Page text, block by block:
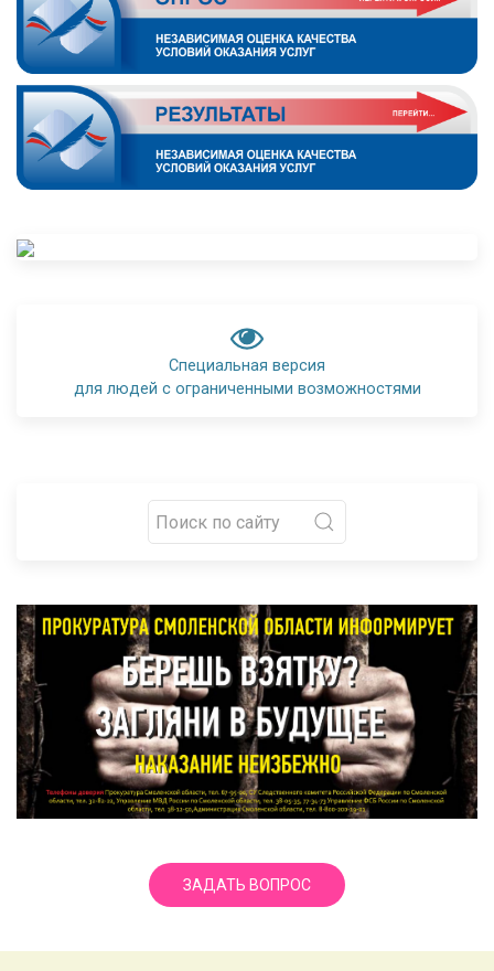
Специальная версия
для людей с ограниченными возможностями
ЗАДАТЬ ВОПРОС